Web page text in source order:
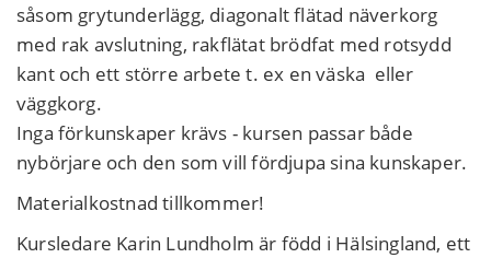
såsom grytunderlägg, diagonalt flätad näverkorg
med rak avslutning, rakflätat brödfat med rotsydd
kant och ett större arbete t. ex en väska eller
väggkorg.
Inga förkunskaper krävs - kursen passar både
nybörjare och den som vill fördjupa sina kunskaper.
Materialkostnad tillkommer!
Kursledare Karin Lundholm är född i Hälsingland, ett